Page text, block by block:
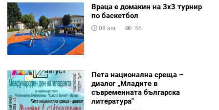
Враца е домакин на 3х3 турнир
по баскетбол
08 авг 56
Пета национална среща –
диалог „Младите в
съвременната българска
литература"